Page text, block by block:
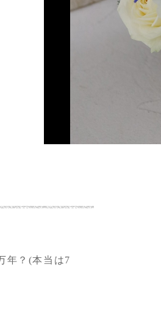
年？(本当は7